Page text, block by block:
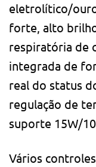
eletrolítico/
forte, alto
respiratória de
integrada de
real do status
regulação de
suporte 15W/
Vários